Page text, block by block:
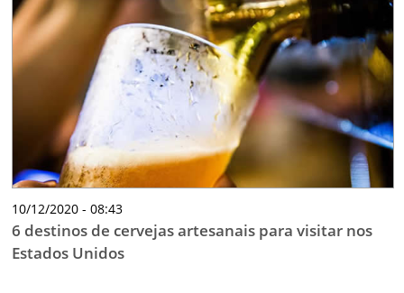
10/12/2020 - 08:43
6 destinos de cervejas artesanais para visitar nos
Estados Unidos